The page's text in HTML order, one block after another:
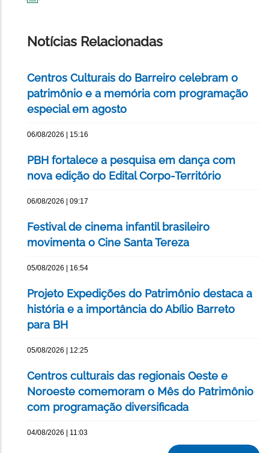
Notícias Relacionadas
Centros Culturais do Barreiro celebram o
patrimônio e a memória com programação
especial em agosto
06/08/2026 | 15:16
PBH fortalece a pesquisa em dança com
nova edição do Edital Corpo-Território
06/08/2026 | 09:17
Festival de cinema infantil brasileiro
movimenta o Cine Santa Tereza
05/08/2026 | 16:54
Projeto Expedições do Patrimônio destaca a
história e a importância do Abílio Barreto
para BH
05/08/2026 | 12:25
Centros culturais das regionais Oeste e
Noroeste comemoram o Mês do Patrimônio
com programação diversificada
04/08/2026 | 11:03